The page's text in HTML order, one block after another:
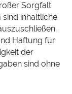
Sorgfalt
inhaltliche
Haftung für
der
sind ohne